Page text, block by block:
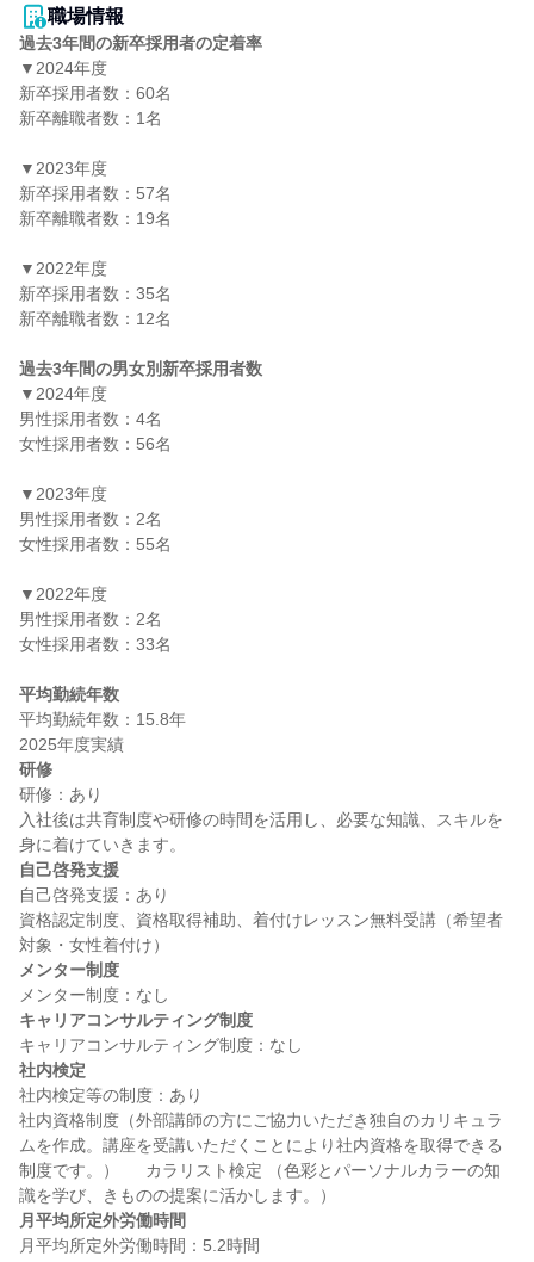
職場情報
過去3年間の新卒採用者の定着率
▼2024年度
新卒採用者数：60名
新卒離職者数：1名
▼2023年度
新卒採用者数：57名
新卒離職者数：19名
▼2022年度
新卒採用者数：35名
新卒離職者数：12名
過去3年間の男女別新卒採用者数
▼2024年度
男性採用者数：4名
女性採用者数：56名
▼2023年度
男性採用者数：2名
女性採用者数：55名
▼2022年度
男性採用者数：2名
女性採用者数：33名
平均勤続年数
平均勤続年数：15.8年
研修
研修：あり
入社後は共育制度や研修の時間を活用し、必要な知識、スキルを
自己啓発支援
自己啓発支援：あり
資格認定制度、資格取得補助、着付けレッスン無料受講（希望者
メンター制度
キャリアコンサルティング制度
社内検定
社内検定等の制度：あり
社内資格制度（外部講師の方にご協力いただき独自のカリキュラ
ムを作成。講座を受講いただくことにより社内資格を取得できる
制度です。）  　カラリスト検定 （色彩とパーソナルカラーの知
月平均所定外労働時間
月平均所定外労働時間：5.2時間